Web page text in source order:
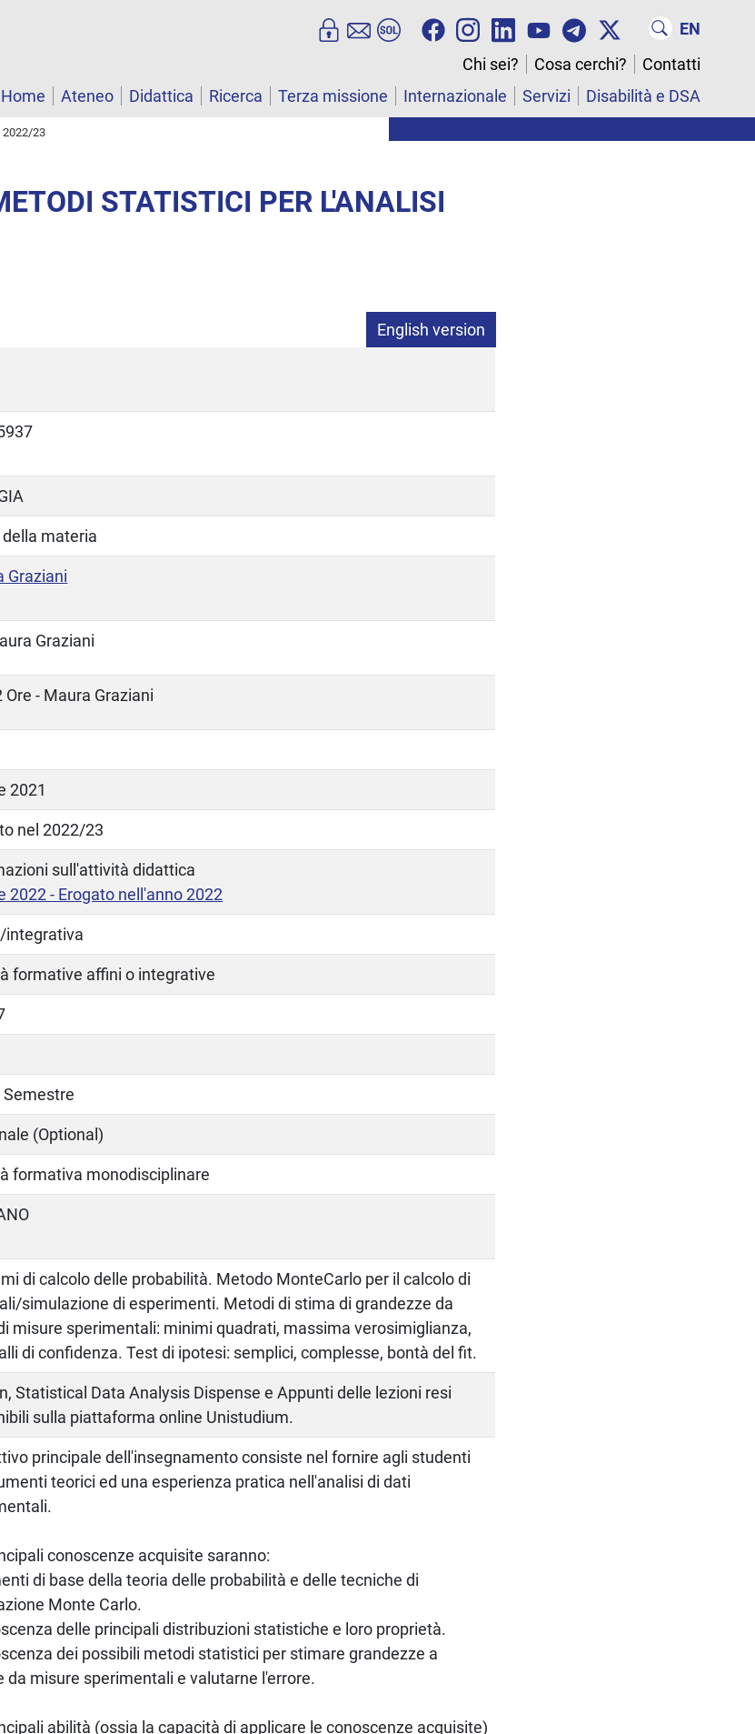
EN
Chi sei?
Cosa cerchi?
Contatti
Home
Ateneo Didattica Ricerca Terza missione Internazionale Servizi Disabilità e DSA
2022/23
STATISTICI PER L'ANALISI
English version
della materia
Graziani
Graziani
Ore - Maura Graziani
2021
nel 2022/23
sull'attività didattica
2022 - Erogato nell'anno 2022
integrativa
formative affini o integrative
Semestre
(Optional)
formativa monodisciplinare
di calcolo delle probabilità. Metodo MonteCarlo per il calcolo di
simulazione di esperimenti. Metodi di stima di grandezze da
misure sperimentali: minimi quadrati, massima verosimiglianza,
di confidenza. Test di ipotesi: semplici, complesse, bontà del fit.
Statistical Data Analysis Dispense e Appunti delle lezioni resi
sulla piattaforma online Unistudium.
principale dell'insegnamento consiste nel fornire agli studenti
teorici ed una esperienza pratica nell'analisi di dati
conoscenze acquisite saranno:
di base della teoria delle probabilità e delle tecniche di
Monte Carlo.
delle principali distribuzioni statistiche e loro proprietà.
dei possibili metodi statistici per stimare grandezze a
da misure sperimentali e valutarne l'errore.
abilità (ossia la capacità di applicare le conoscenze acquisite)